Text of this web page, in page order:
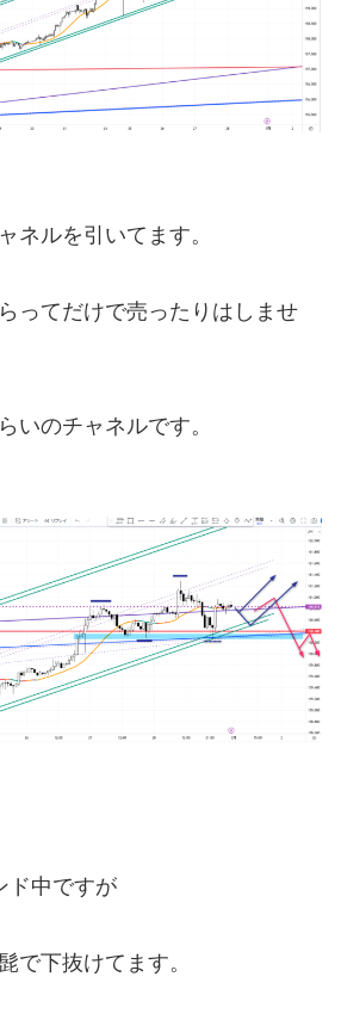
ネルを引いてます。
ってだけで売ったりはしませ
いのチャネルです。
ド中ですが
で下抜けてます。